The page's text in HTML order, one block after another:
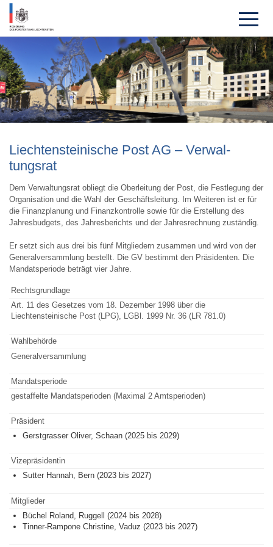
Liechten­steini­sche Post AG – Verwal­
tungsrat
Dem Verwaltungsrat obliegt die Oberleitung der Post, die Festlegung der
Organisation und die Wahl der Geschäftsleitung. Im Weiteren ist er für
die Finanzplanung und Finanzkontrolle sowie für die Erstellung des
Jahresbudgets, des Jahresberichts und der Jahresrechnung zuständig.
Er setzt sich aus drei bis fünf Mitgliedern zusammen und wird von der
Generalversammlung bestellt. Die GV bestimmt den Präsidenten. Die
Mandatsperiode beträgt vier Jahre.
Rechtsgrundlage
Art. 11 des Gesetzes vom 18. Dezember 1998 über die
Liechtensteinische Post (LPG), LGBl. 1999 Nr. 36 (LR 781.0)
Wahlbehörde
Generalversammlung
Mandatsperiode
gestaffelte Mandatsperioden (Maximal 2 Amtsperioden)
Präsident
Gerstgrasser Oliver, Schaan (2025 bis 2029)
Vizepräsidentin
Sutter Hannah, Bern (2023 bis 2027)
Mitglieder
Büchel Roland, Ruggell (2024 bis 2028)
Tinner-Rampone Christine, Vaduz (2023 bis 2027)